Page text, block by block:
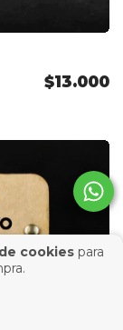
cookiespara
$13.000